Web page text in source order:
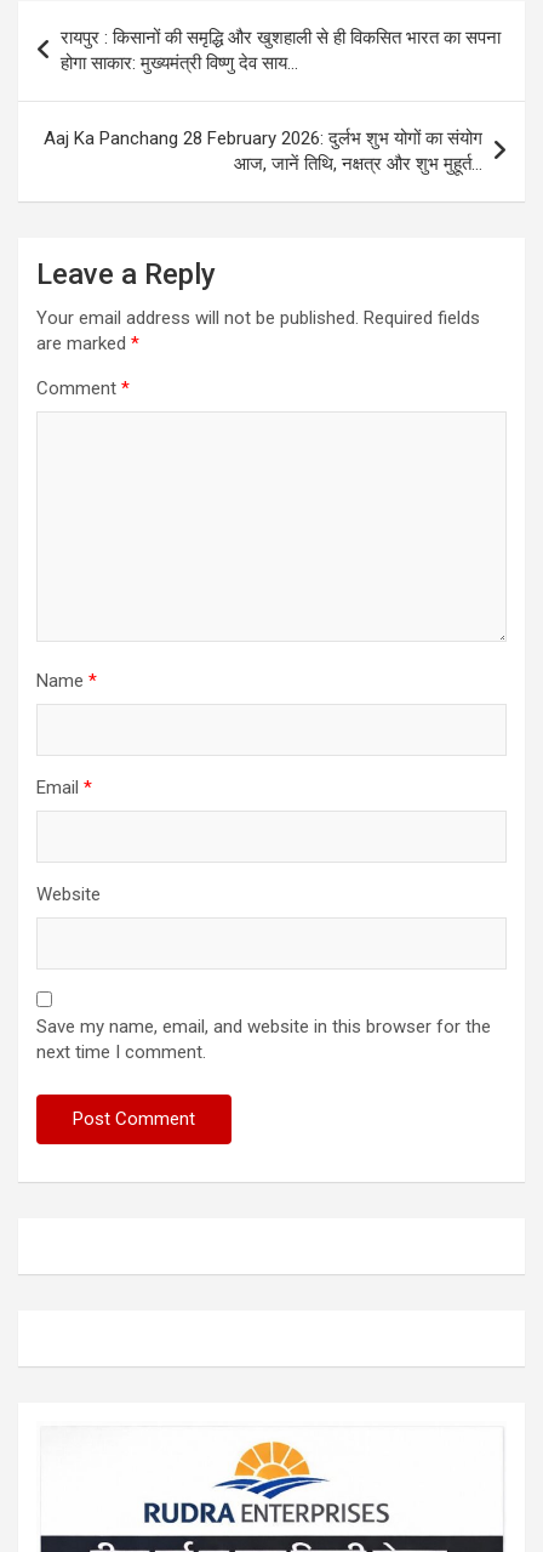
navigation
रायपुर : किसानों की समृद्धि और खुशहाली से ही विकसित भारत का सपना
होगा साकार: मुख्यमंत्री विष्णु देव साय…
Aaj Ka Panchang 28 February 2026: दुर्लभ शुभ योगों का संयोग
आज, जानें तिथि, नक्षत्र और शुभ मुहूर्त…
Leave a Reply
Your email address will not be published. Required fields
are marked *
Comment *
Name *
Email *
Website
Save my name, email, and website in this browser for the
next time I comment.